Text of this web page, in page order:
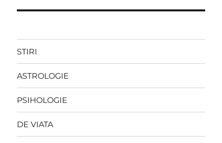
STIRI
ASTROLOGIE
PSIHOLOGIE
DE VIATA